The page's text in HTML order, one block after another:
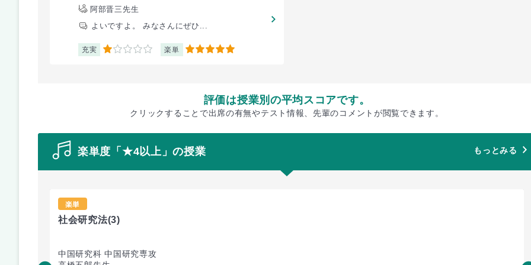
阿部晋三先生
よいですよ。 みなさんにぜひ...
充実 1 楽単 5
評価は授業別の平均スコアです。
クリックすることで出席の有無やテスト情報、先輩のコメントが閲覧できます。
楽単度「★4以上」の授業 もっとみる
楽単
社会研究法(3)
中国研究科 中国研究専攻